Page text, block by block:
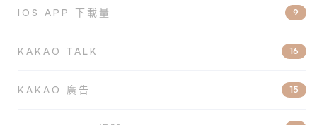
IOS APP 下載量 9
KAKAO TALK 16
KAKAO 廣告 15